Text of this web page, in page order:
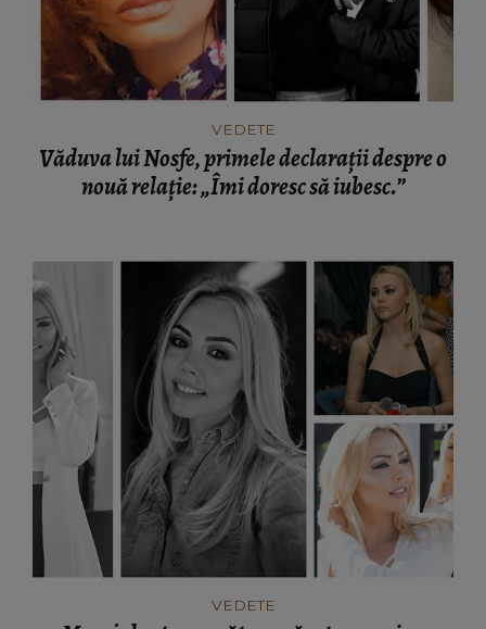
VEDETE
Văduva lui Nosfe, primele declarații despre o
nouă relație: „Îmi doresc să iubesc.”
VEDETE